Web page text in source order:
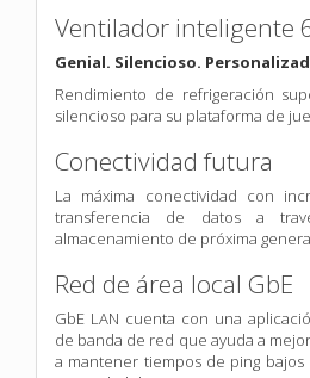
Ventilador inteligente
Genial. Silencioso.
Rendimiento de refrigeración
silencioso para su plataforma de
Conectividad futura
La máxima conectividad con
transferencia de datos a
almacenamiento de próxima
Red de área local GbE
GbE LAN cuenta con una
de banda de red que ayuda a
a mantener tiempos de ping